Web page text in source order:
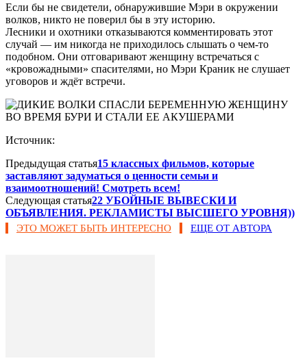
Если бы не свидетели, обнаружившие Мэри в окружении
волков, никто не поверил бы в эту историю.
Лесники и охотники отказываются комментировать этот
случай — им никогда не приходилось слышать о чем-то
подобном. Они отговаривают женщину встречаться с
«кровожадными» спасителями, но Мэри Краник не слушает
уговоров и ждёт встречи.
Источник:
Предыдущая статья15 классных фильмов, которые
заставляют задуматься о ценности семьи и
взаимоотношений! Смотреть всем!
Следующая статья22 УБОЙНЫЕ ВЫВЕСКИ И
ОБЪЯВЛЕНИЯ. РЕКЛАМИСТЫ ВЫСШЕГО УРОВНЯ))
ЭТО МОЖЕТ БЫТЬ ИНТЕРЕСНО ЕЩЕ ОТ АВТОРА